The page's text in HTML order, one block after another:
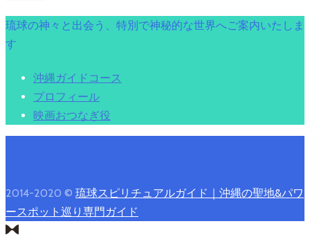
琉球の神々と出会う、特別で神秘的な世界へご案内いたしま
す
沖縄ガイドコース
プロフィール
映画おつなぎ役
2014-2020 © 琉球スピリチュアルガイド｜沖縄の聖地&パワ
ースポット巡り専門ガイド